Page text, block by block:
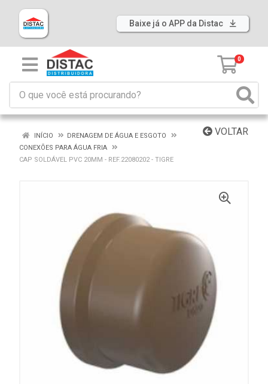
Baixe já o APP da Distac
0
VOLTAR
INÍCIO
DRENAGEM DE ÁGUA E ESGOTO
CONEXÕES PARA ÁGUA FRIA
CAP SOLDÁVEL PVC 20MM - REF.22080202 - TIGRE